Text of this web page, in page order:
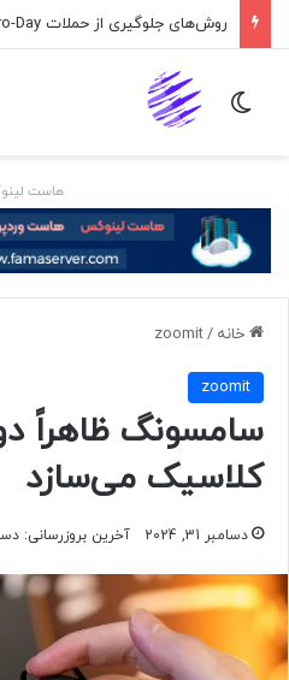
تغییر پوسته
هاست
خانه /
zoomit
zoomit
سامسونگ ظاهراً
کلاسیک می‌سازد
دسامبر 31, 2024 آخرین بروزرسانی: دسامبر